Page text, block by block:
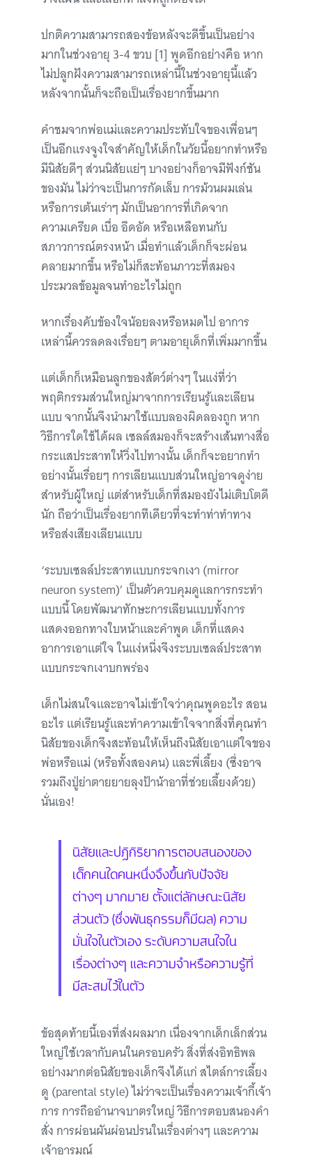
ปกติความสามารถสองข้อหลังจะดีขึ้นเป็นอย่าง
มากในช่วงอายุ 3-4 ขวบ [1] พูดอีกอย่างคือ หาก
ไม่ปลูกฝังความสามารถเหล่านี้ในช่วงอายุนี้แล้ว
หลังจากนั้นก็จะถือเป็นเรื่องยากขึ้นมาก
คำชมจากพ่อแม่และความประทับใจของเพื่อนๆ
เป็นอีกแรงจูงใจสำคัญให้เด็กในวัยนี้อยากทำหรือ
มีนิสัยดีๆ ส่วนนิสัยแย่ๆ บางอย่างก็อาจมีฟังก์ชัน
ของมัน ไม่ว่าจะเป็นการกัดเล็บ การม้วนผมเล่น
หรือการเต้นเร่าๆ มักเป็นอาการที่เกิดจาก
ความเครียด เบื่อ อึดอัด หรือเหลือทนกับ
สภาวการณ์ตรงหน้า เมื่อทำแล้วเด็กก็จะผ่อน
คลายมากขึ้น หรือไม่ก็สะท้อนภาวะที่สมอง
ประมวลข้อมูลจนทำอะไรไม่ถูก
หากเรื่องคับข้องใจน้อยลงหรือหมดไป อาการ
เหล่านี้ควรลดลงเรื่อยๆ ตามอายุเด็กที่เพิ่มมากขึ้น
แต่เด็กก็เหมือนลูกของสัตว์ต่างๆ ในแง่ที่ว่า
พฤติกรรมส่วนใหญ่มาจากการเรียนรู้และเลียน
แบบ จากนั้นจึงนำมาใช้แบบลองผิดลองถูก หาก
วิธีการใดใช้ได้ผล เซลล์สมองก็จะสร้างเส้นทางสื่อ
กระแสประสาทให้วิ่งไปทางนั้น เด็กก็จะอยากทำ
อย่างนั้นเรื่อยๆ การเลียนแบบส่วนใหญ่อาจดูง่าย
สำหรับผู้ใหญ่ แต่สำหรับเด็กที่สมองยังไม่เติบโตดี
นัก ถือว่าเป็นเรื่องยากทีเดียวที่จะทำท่าทำทาง
หรือส่งเสียงเลียนแบบ
‘ระบบเซลล์ประสาทแบบกระจกเงา (mirror
neuron system)’ เป็นตัวควบคุมดูแลการกระทำ
แบบนี้ โดยพัฒนาทักษะการเลียนแบบทั้งการ
แสดงออกทางใบหน้าและคำพูด เด็กที่แสดง
อาการเอาแต่ใจ ในแง่หนึ่งจึงระบบเซลล์ประสาท
แบบกระจกเงาบกพร่อง
เด็กไม่สนใจและอาจไม่เข้าใจว่าคุณพูดอะไร สอน
อะไร แต่เรียนรู้และทำความเข้าใจจากสิ่งที่คุณทำ
นิสัยของเด็กจึงสะท้อนให้เห็นถึงนิสัยเอาแต่ใจของ
พ่อหรือแม่ (หรือทั้งสองคน) และพี่เลี้ยง (ซึ่งอาจ
รวมถึงปู่ย่าตายยายลุงป้าน้าอาที่ช่วยเลี้ยงด้วย)
นั่นเอง!
นิสัยและปฏิกิริยาการตอบสนองของ
เด็กคนใดคนหนึ่งจึงขึ้นกับปัจจัย
ต่างๆ มากมาย ตั้งแต่ลักษณะนิสัย
ส่วนตัว (ซึ่งพันธุกรรมก็มีผล) ความ
มั่นใจในตัวเอง ระดับความสนใจใน
เรื่องต่างๆ และความจำหรือความรู้ที่
มีสะสมไว้ในตัว
ข้อสุดท้ายนี้เองที่ส่งผลมาก เนื่องจากเด็กเล็กส่วน
ใหญ่ใช้เวลากับคนในครอบครัว สิ่งที่ส่งอิทธิพล
อย่างมากต่อนิสัยของเด็กจึงได้แก่ สไตล์การเลี้ยง
ดู (parental style) ไม่ว่าจะเป็นเรื่องความเจ้ากี้เจ้า
การ การถืออำนาจบาตรใหญ่ วิธีการตอบสนองคำ
สั่ง การผ่อนผันผ่อนปรนในเรื่องต่างๆ และความ
เจ้าอารมณ์